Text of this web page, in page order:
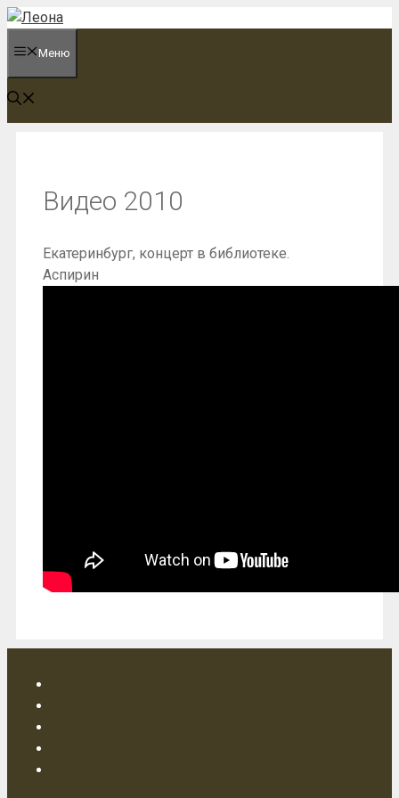
Перейти
содержимому
Меню
Видео 2010
Екатеринбург, концерт в библиотеке.
Аспирин